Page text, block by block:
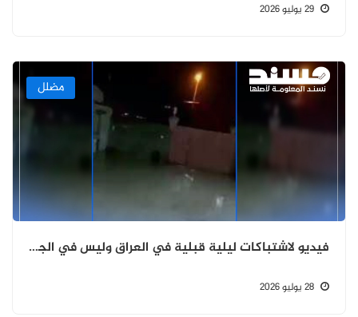
مضلل
فيديو لاشتباكات ليلية قبلية في العراق وليس في الجوف اليمنية